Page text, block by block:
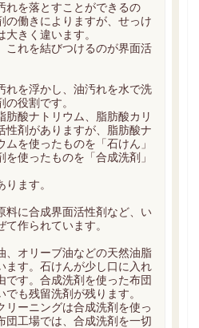
れを落とすことができるの
の働きによりますが、せっけ
きく違います。
これを結びつけるのが界面活
れを浮かし、油汚れを水で洗
役割です。
肪酸ナトリウム、脂肪酸カリ
性剤がありますが、脂肪酸ナ
ムを使ったものを「石けん」
使ったものを「合成洗剤」
ます。
料に合成界面活性剤など、い
作られています。
、オリーブ油などの天然油脂
ます。石けんが少し口に入れ
です。合成洗剤を使った布団
も残留洗剤が残ります。
リーニングは合成洗剤を使っ
団工場では、合成洗剤を一切